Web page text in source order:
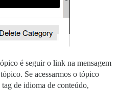
é seguir o link na mensagem
Se acessarmos o tópico
de idioma de conteúdo,